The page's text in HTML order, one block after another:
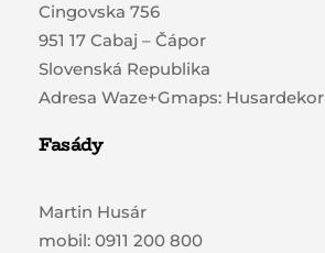
Cingovska 756
951 17 Cabaj – Čápor
Slovenská Republika
Adresa Waze+Gmaps: Husardekor
Fasády
Martin Husár
mobil: 0911 200 800